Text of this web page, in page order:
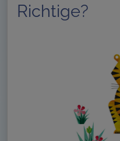
Richtige?